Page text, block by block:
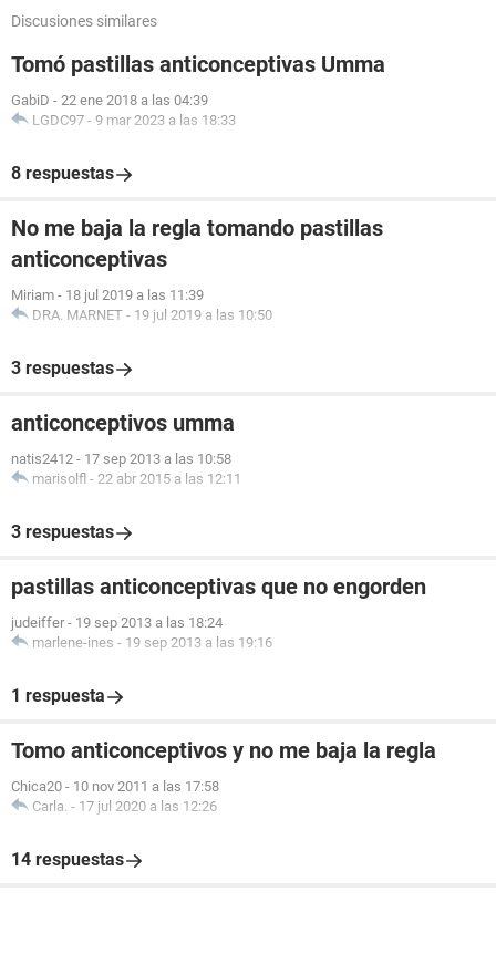
Discusiones similares
Tomó pastillas anticonceptivas Umma
GabiD - 22 ene 2018 a las 04:39
LGDC97 - 9 mar 2023 a las 18:33
8 respuestas
No me baja la regla tomando pastillas
anticonceptivas
Miriam - 18 jul 2019 a las 11:39
DRA. MARNET - 19 jul 2019 a las 10:50
3 respuestas
anticonceptivos umma
natis2412 - 17 sep 2013 a las 10:58
marisolfl - 22 abr 2015 a las 12:11
3 respuestas
pastillas anticonceptivas que no engorden
judeiffer - 19 sep 2013 a las 18:24
marlene-ines - 19 sep 2013 a las 19:16
1 respuesta
Tomo anticonceptivos y no me baja la regla
Chica20 - 10 nov 2011 a las 17:58
Carla. - 17 jul 2020 a las 12:26
14 respuestas